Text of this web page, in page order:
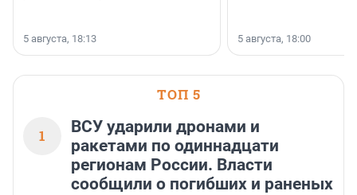
5 августа, 18:13 5 августа, 18:00
ТОП 5
1
ВСУ ударили дронами и
ракетами по одиннадцати
регионам России. Власти
сообщили о погибших и раненых